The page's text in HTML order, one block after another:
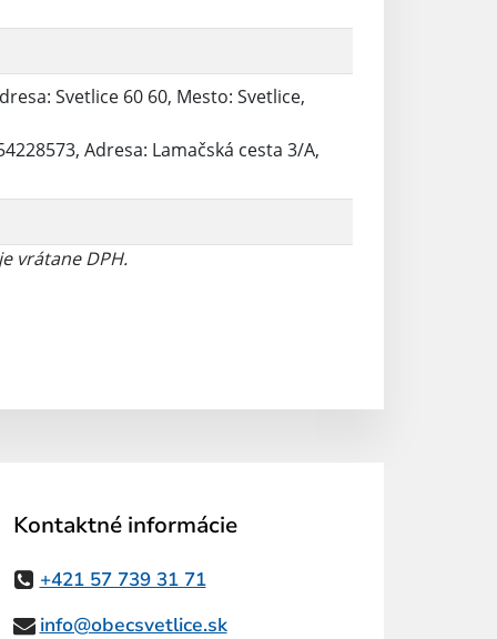
Svetlice 60 60, Mesto: Svetlice,
Adresa: Lamačská cesta 3/A,
vrátane DPH.
Kontaktné informácie
+421 57 739 31 71
info@obecsvetlice.sk